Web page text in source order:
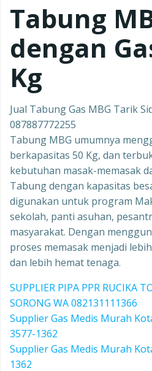
Tabung
dengan
Kg
Jual Tabung Gas MBG Tarik
087887772255
Tabung MBG umumnya
berkapasitas 50 Kg, dan
kebutuhan masak-memasak
Tabung dengan kapasitas
digunakan untuk program
sekolah, panti asuhan,
masyarakat. Dengan
proses memasak menjadi
dan lebih hemat tenaga.
SUPPLIER PIPA PPR RUCIKA
SORONG WA 082131111366
Supplier Gas Medis Murah
3577-1362
Supplier Gas Medis Murah
1362